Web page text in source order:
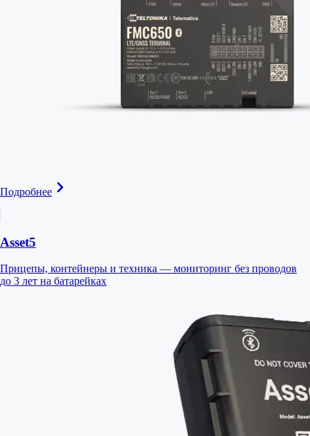
Подробнее
Asset5
Прицепы, контейнеры и техника — мониторинг без проводов
до 3 лет на батарейках